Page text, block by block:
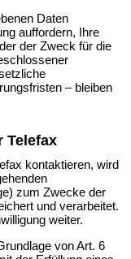
Daten
auffordern, Ihre
der Zweck für die
– bleiben
Telefax
kontaktieren, wird
zum Zwecke der
und verarbeitet.
weiter.
von Art. 6